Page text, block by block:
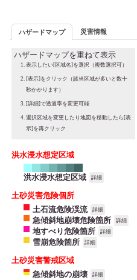
ハザードマップ 災害情報
ハザードマップを重ねて表示
表示したい[区域名]を選択（複数選択可）
[表示]をクリック（該当区域が多いと数十
秒かかります）
[詳細]で透過率を変更可能
選択区域を変更したり地図を移動したら[表
示]を再クリック
洪水浸水想定区域
洪水浸水想定区域 詳細
土砂災害危険個所
土石流危険渓流
詳細
急傾斜地崩壊危険箇所 詳細
地すべり危険箇所 詳細
雪崩危険箇所 詳細
土砂災害警戒区域
急傾斜地の崩壊
詳細